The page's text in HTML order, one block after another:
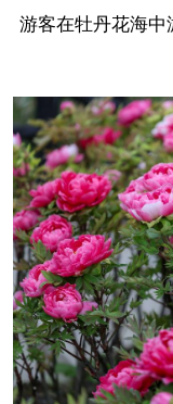
游客在牡丹花海中